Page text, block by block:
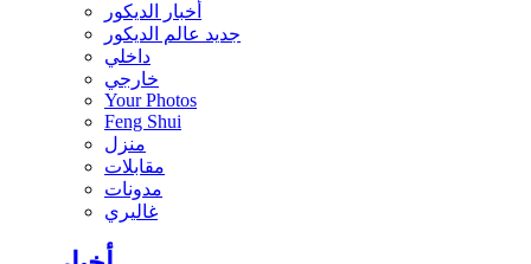
أخبار الديكور
جديد عالم الديكور
داخلي
خارجي
Your Photos
Feng Shui
منزل
مقابلات
مدونات
غاليري